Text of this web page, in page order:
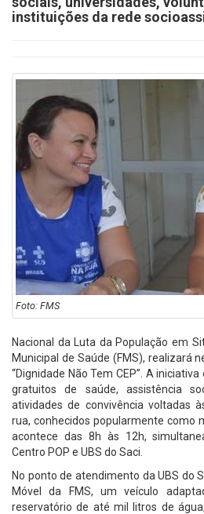
instituições da rede
Foto: FMS
Nacional da Luta da População em
Municipal de Saúde (FMS), realizará
“Dignidade Não Tem CEP”. A
gratuitos de saúde, assistência
atividades de convivência voltadas
rua, conhecidos popularmente como
acontece das 8h às 12h,
Centro POP e UBS do Saci.
No ponto de atendimento da UBS do
Móvel da FMS, um veículo
reservatório de até mil litros de